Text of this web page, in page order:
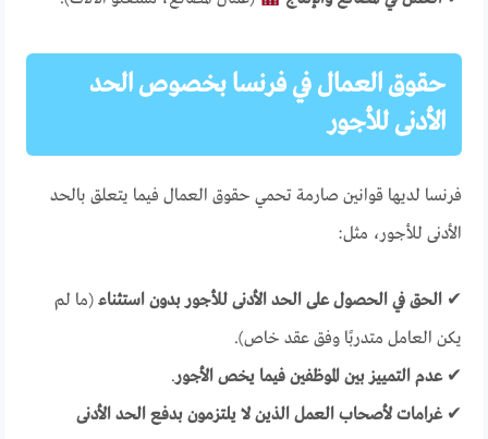
حقوق العمال في فرنسا بخصوص الحد
الأدنى للأجور
فرنسا لديها قوانين صارمة تحمي حقوق العمال فيما يتعلق بالحد
الأدنى للأجور، مثل:
✔الحق في الحصول على الحد الأدنى للأجور بدون استثناء (ما لم
يكن العامل متدربًا وفق عقد خاص).
✔عدم التمييز بين الموظفين فيما يخص الأجور.
✔غرامات لأصحاب العمل الذين لا يلتزمون بدفع الحد الأدنى